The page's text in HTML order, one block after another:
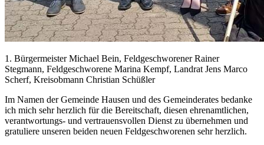
1. Bürgermeister Michael Bein, Feldgeschworener Rainer
Stegmann, Feldgeschworene Marina Kempf, Landrat Jens Marco
Scherf, Kreisobmann Christian Schüßler
Im Namen der Gemeinde Hausen und des Gemeinderates bedanke
ich mich sehr herzlich für die Bereitschaft, diesen ehrenamtlichen,
verantwortungs- und vertrauensvollen Dienst zu übernehmen und
gratuliere unseren beiden neuen Feldgeschworenen sehr herzlich.